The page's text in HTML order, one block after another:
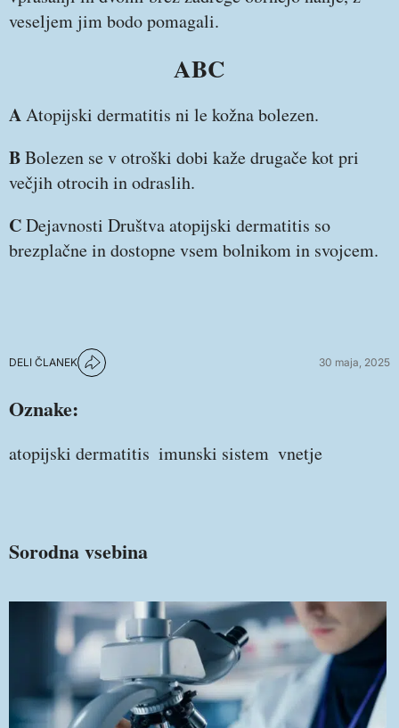
veseljem jim bodo pomagali.
ABC
AAtopijski dermatitis ni le kožna bolezen.
BBolezen se v otroški dobi kaže drugače kot pri
večjih otrocih in odraslih.
CDejavnosti Društva atopijski dermatitis so
brezplačne in dostopne vsem bolnikom in svojcem.
DELI ČLANEK 30 maja, 2025
Oznake:
atopijski dermatitis imunski sistem vnetje
Sorodna vsebina